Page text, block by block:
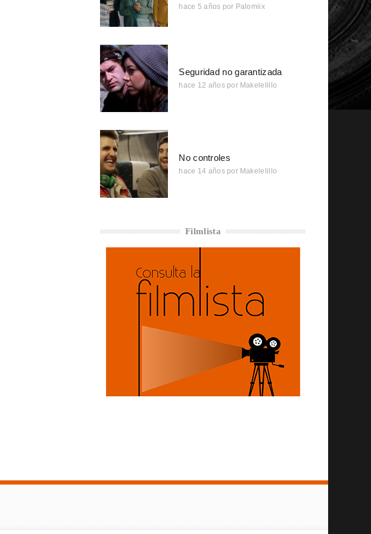
hace 5 años por Palomiix
Seguridad no garantizada
hace 12 años por Makelelillo
No controles
hace 14 años por Makelelillo
Filmlista